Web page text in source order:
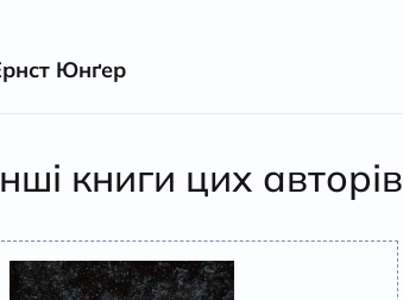
Юнґер
книги цих авторів